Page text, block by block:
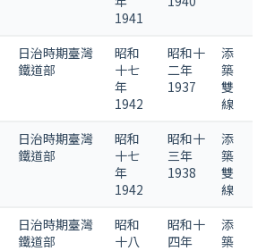
1941
日治時期臺灣
鐵道部
昭和
十七
年
1942
昭和十
二年
1937
添
築
雙
線
日治時期臺灣
鐵道部
昭和
十七
年
1942
昭和十
三年
1938
添
築
雙
線
日治時期臺灣
鐵道部
昭和
十八
昭和十
四年
添
築